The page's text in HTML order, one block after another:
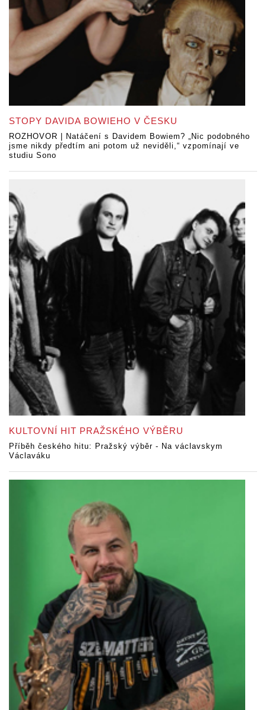
STOPY DAVIDA BOWIEHO V ČESKU
ROZHOVOR | Natáčení s Davidem Bowiem? „Nic podobného
jsme nikdy předtím ani potom už neviděli,“ vzpomínají ve
studiu Sono
KULTOVNÍ HIT PRAŽSKÉHO VÝBĚRU
Příběh českého hitu: Pražský výběr - Na václavskym
Václaváku